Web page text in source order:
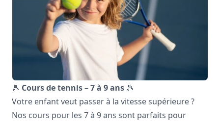
🎾 Cours de tennis – 7 à 9 ans 🎾
Votre enfant veut passer à la vitesse supérieure ?
Nos cours pour les 7 à 9 ans sont parfaits pour